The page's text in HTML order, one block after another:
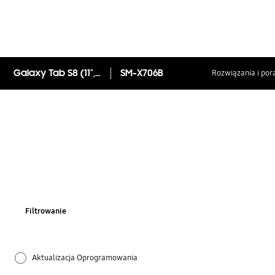
Galaxy Tab S8 (11", 8+128GB, S pen, 5G) SM-X706B Rozwiązania i
Filtrowanie
Aktualizacja Oprogramowania